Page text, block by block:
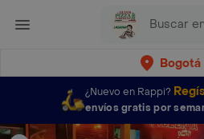
Bogotá
¿Nuevo en Rappi?
envíos gratis por